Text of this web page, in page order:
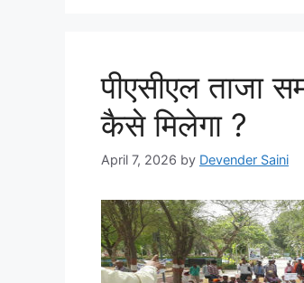
पीएसीएल ताजा
कैसे मिलेगा ?
April 7, 2026 by Devender Saini